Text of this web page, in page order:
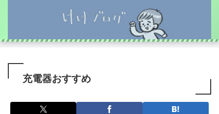
充電器おすすめ